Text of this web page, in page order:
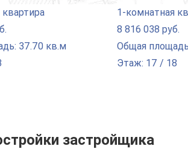
37.70 кв.м
1-комнатная
8 816 038 руб.
Общая
Этаж: 17 / 18
застройщика